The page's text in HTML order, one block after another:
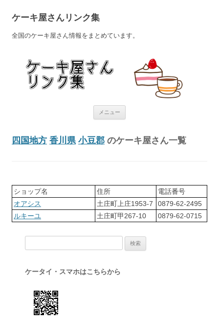
ケーキ屋さんリンク集
全国のケーキ屋さん情報をまとめています。
メニュー
四国地方 香川県 小豆郡 のケーキ屋さん一覧
ショップ名 住所
電話番号
オアシス
土庄町上庄1953-7
0879-62-2495
ルキーユ
土庄町甲267-10 0879-62-0715
ケータイ・スマホはこちらから